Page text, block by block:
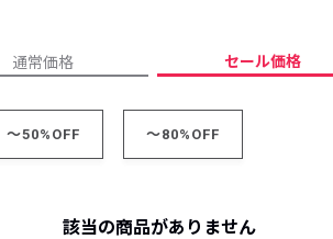
キング
コーデ
プライバシーポリシー
通常価格 セール価格
～50%OFF ～80%OFF
該当の商品がありません